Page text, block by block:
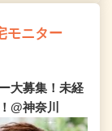
モニター
大募集！未経
@神奈川